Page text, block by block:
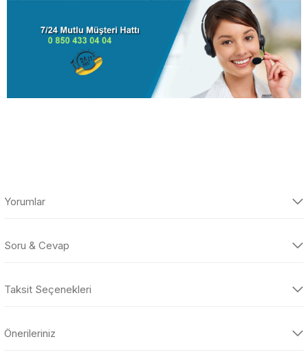
Yorumlar
Soru & Cevap
Ürün hakkında henüz soru sorulmamış.
Taksit Seçenekleri
Önerileriniz